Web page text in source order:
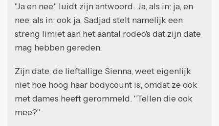
"Ja en nee," luidt zijn antwoord. Ja, als in: ja, en
nee, als in: ook ja. Sadjad stelt namelijk een
streng limiet aan het aantal rodeo's dat zijn date
mag hebben gereden.
Zijn date, de lieftallige Sienna, weet eigenlijk
niet hoe hoog haar bodycount is, omdat ze ook
met dames heeft gerommeld. "Tellen die ook
mee?"